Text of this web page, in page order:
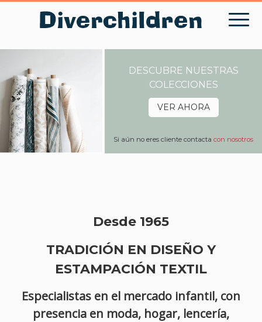
Skip
DESCUBRE NUESTRAS
COLECCIONES
VER AHORA
Si aún no eres cliente contactacon nosotros
Desde 1965
TRADICIÓN EN DISEÑO Y
ESTAMPACIÓN TEXTIL
Especialistas en el mercado infantil, con
presencia en moda, hogar, lencería,